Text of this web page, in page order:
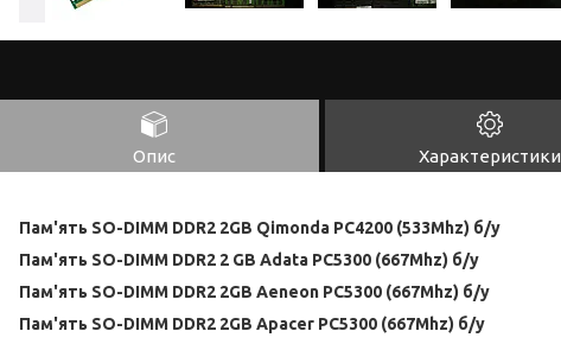
Опис Характеристики
Пам'ять SO-DIMM DDR2 2GB Qimonda PC4200 (533Mhz) б/у
Пам'ять SO-DIMM DDR2 2 GB Adata PC5300 (667Mhz) б/у
Пам'ять SO-DIMM DDR2 2GB Aeneon PC5300 (667Mhz) б/у
Пам'ять SO-DIMM DDR2 2GB Apacer PC5300 (667Mhz) б/у